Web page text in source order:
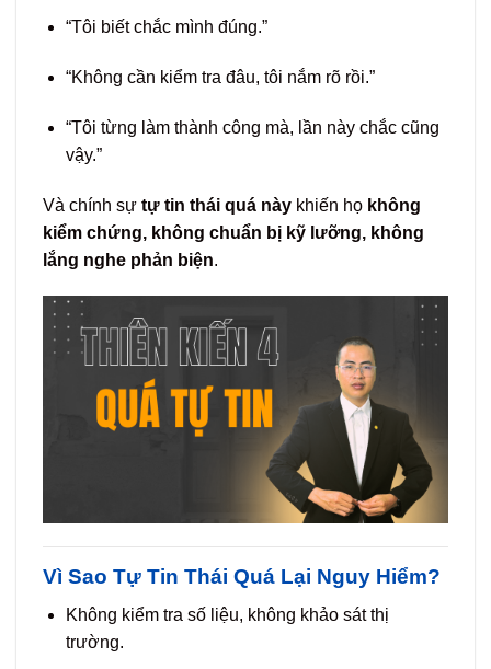
“Tôi biết chắc mình đúng.”
“Không cần kiểm tra đâu, tôi nắm rõ rồi.”
“Tôi từng làm thành công mà, lần này chắc cũng
vậy.”
Và chính sự tự tin thái quá này khiến họ không
kiểm chứng, không chuẩn bị kỹ lưỡng, không
lắng nghe phản biện.
Vì Sao Tự Tin Thái Quá Lại Nguy Hiểm?
Không kiểm tra số liệu, không khảo sát thị
trường.